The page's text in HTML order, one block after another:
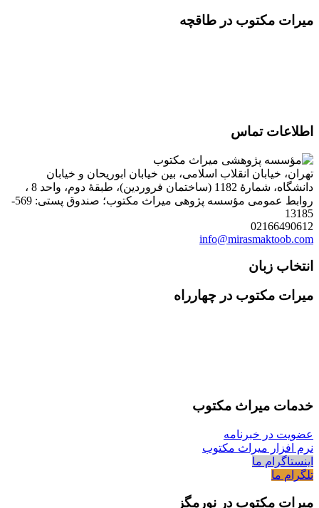
میرات مکتوب در طاقچه
اطلاعات تماس
تهران، خیابان انقلاب اسلامی، بین خیابان ابوریحان و خیابان
دانشگاه، شمارۀ 1182 (ساختمان فروردین)، طبقۀ دوم، واحد 8 ،
روابط عمومی مؤسسه پژوهی میراث مکتوب؛ صندوق پستی: 569-
13185
02166490612
info@mirasmaktoob.com
انتخاب زبان
میرات مکتوب در چهارراه
خدمات میراث مکتوب
عضویت در خبرنامه
نرم افزار میراث مکتوب
اینستاگرام ما
تلگرام ما
میرات مکتوب در نورمگز